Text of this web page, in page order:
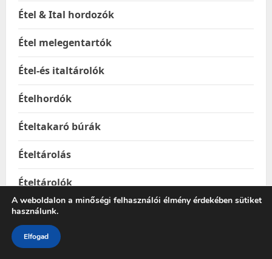
Étel & Ital hordozók
Étel melegentartók
Étel-és italtárolók
Ételhordók
Ételtakaró búrák
Ételtárolás
Ételtárolók
Ételtermoszok
Etetés
A weboldalon a minőségi felhasználói élmény érdekében sütiket
használunk.
Elfogad